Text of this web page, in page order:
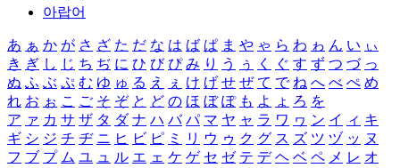
아랍어
あ ぁ か が さ ざ た だ な は ば ぱ ま や ゃ ら わ ゎ ん い ぃ
き ぎ し じ ち ぢ に ひ び ぴ み り う ぅ く ぐ す ず つ づ っ
ぬ ふ ぶ ぷ む ゆ ゅ る え ぇ け げ せ ぜ て で ね へ べ ぺ め
れ お ぉ こ ご そ ぞ と ど の ほ ぼ ぽ も よ ょ ろ を
ア ァ カ サ ザ タ ダ ナ ハ バ パ マ ヤ ャ ラ ワ ヮ ン イ ィ キ
ギ シ ジ チ ヂ ニ ヒ ビ ピ ミ リ ウ ゥ ク グ ス ズ ツ ヅ ッ ヌ
フ ブ プ ム ユ ュ ル エ ェ ケ ゲ セ ゼ テ デ ヘ ベ ペ メ レ オ